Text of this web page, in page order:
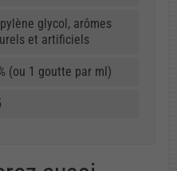
glycol, arômes
et artificiels
(ou 1 goutte par ml)